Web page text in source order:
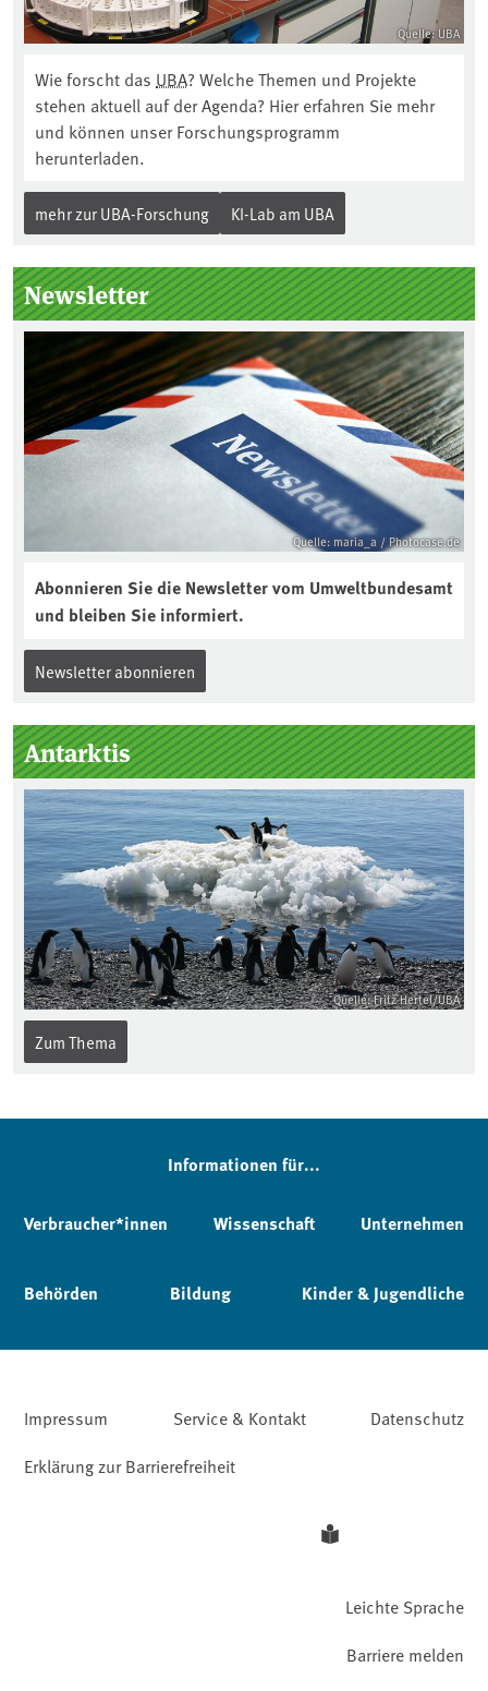
Quelle: UBA
Wie forscht das UBA? Welche Themen und Projekte
stehen aktuell auf der Agenda? Hier erfahren Sie mehr
und können unser Forschungsprogramm
herunterladen.
mehr zur UBA-Forschung KI-Lab am UBA
Newsletter
Quelle: maria_a / Photocase.de
Abonnieren Sie die Newsletter vom Umweltbundesamt
und bleiben Sie informiert.
Newsletter abonnieren
Antarktis
Quelle: Fritz Hertel/UBA
Zum Thema
Informationen für...
Verbraucher*innen Wissenschaft Unternehmen
Behörden Bildung Kinder & Jugendliche
Impressum Service & Kontakt
Datenschutz
Erklärung zur Barrierefreiheit
Leichte Sprache
Barriere melden